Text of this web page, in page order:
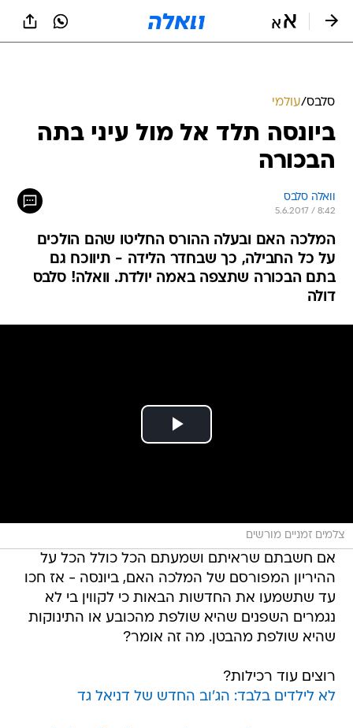
סלבס/עולמי
ביונסה תלד אל מול עיני בתה
הבכורה
וואלה סלבס
5.6.2017 / 8:42
המלכה האם ובעלה ההורס החליטו שהם הולכים
על כל החבילה, כך שבחדר הלידה - תיווכח גם
בתם הבכורה שתצפה באמה יולדת. וואלה! סלבס
דולה
צלמים זמניים מורשים
אם חשבתם שראיתם ושמעתם הכל כולל הכל על
ההיריון המפורסם של המלכה האם, ביונסה - אז חכו
עד שתשמעו את החדשות הבאות כי לקווין בי לא
נגמרים השפנים שהיא שולפת מהכובע או התינוקות
שהיא שולפת מהבטן. מה זה אומר?
רוצים עוד רכילות?
לא לילדים בלבד: הג'וב החדש של דניאל גד